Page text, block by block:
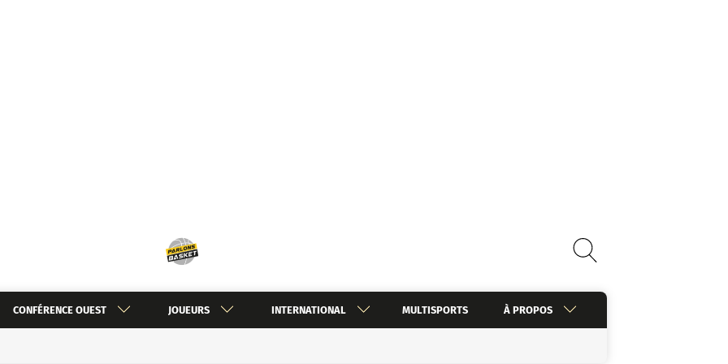
CONFÉRENCE OUEST JOUEURS INTERNATIONAL MULTISPORTS À PROPOS